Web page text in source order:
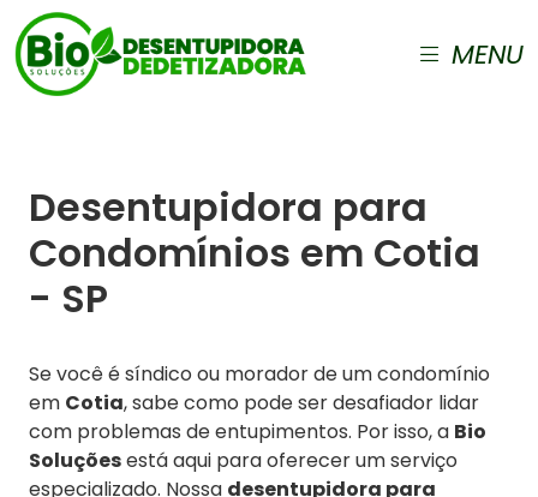
MENU
Desentupidora para
Condomínios em Cotia
- SP
Se você é síndico ou morador de um condomínio
em Cotia, sabe como pode ser desafiador lidar
com problemas de entupimentos. Por isso, a Bio
Soluçõesestá aqui para oferecer um serviço
especializado. Nossa desentupidora para